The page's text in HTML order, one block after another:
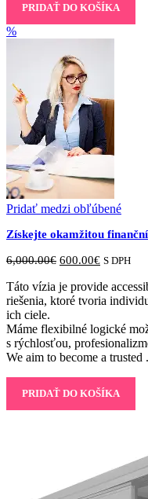
PRIDAŤ DO KOŠÍKA
%
Pridať medzi obľúbené
Získejte okamžitou
6,000.00€ Original
was:
6,000.00€.
600.00€Current
is:
600.00€.
S DPH
Táto vízia je provide
riešenia, ktoré tvoria
ich ciele.
Máme flexibilné logické
s rýchlosťou,
We aim to become a trusted
PRIDAŤ DO KOŠÍKA